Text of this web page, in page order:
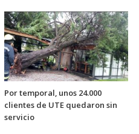
Por temporal, unos 24.000
clientes de UTE quedaron sin
servicio